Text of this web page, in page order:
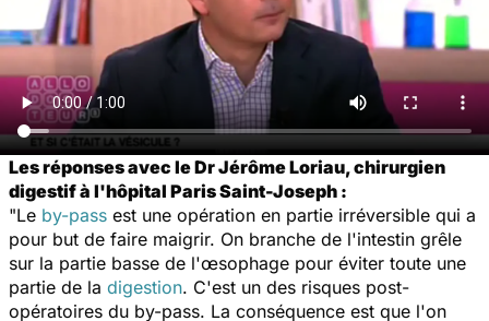
Les réponses avec le Dr Jérôme Loriau, chirurgien
digestif à l'hôpital Paris Saint-Joseph :
"Le by-pass est une opération en partie irréversible qui a
pour but de faire maigrir. On branche de l'intestin grêle
sur la partie basse de l'œsophage pour éviter toute une
partie de la digestion. C'est un des risques post-
opératoires du by-pass. La conséquence est que l'on